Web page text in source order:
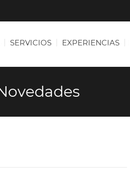
SERVICIOS EXPERIENCIAS